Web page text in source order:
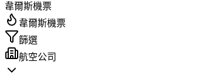
韋爾斯機票
韋爾斯機票
篩選
航空公司